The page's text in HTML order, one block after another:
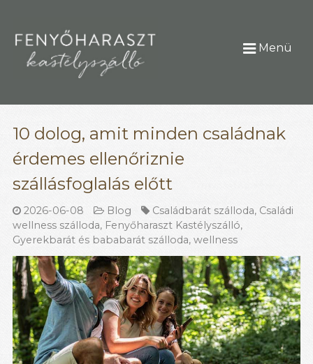
Menü
10 dolog, amit minden családnak
érdemes ellenőriznie
szállásfoglalás előtt
2026-06-08 Blog Családbarát szálloda, Családi
wellness szálloda, Fenyőharaszt Kastélyszálló,
Gyerekbarát és bababarát szálloda, wellness